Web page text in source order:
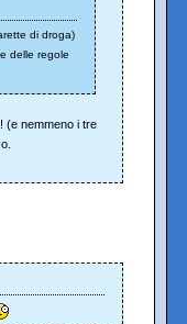
di droga)
delle regole
(e nemmeno i tre